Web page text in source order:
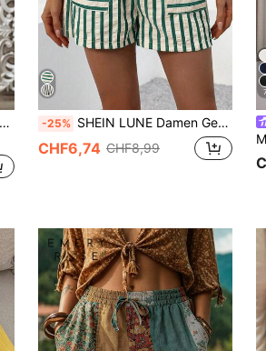
-25% SHEIN LUNE Damen Gestreifte Lässig Shorts, modisch für den Sommer
CHF6,74 CHF8,99
7